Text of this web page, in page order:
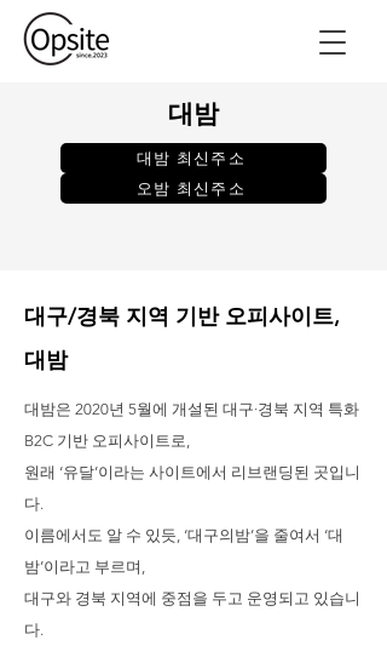
대밤
대밤 최신주소
오밤 최신주소
대구/경북 지역 기반 오피사이트,
대밤
대밤은 2020년 5월에 개설된 대구·경북 지역 특화
B2C 기반 오피사이트로,
원래 ‘유달’이라는 사이트에서 리브랜딩된 곳입니
다.
이름에서도 알 수 있듯, ‘대구의밤’을 줄여서 ‘대
밤’이라고 부르며,
대구와 경북 지역에 중점을 두고 운영되고 있습니
다.